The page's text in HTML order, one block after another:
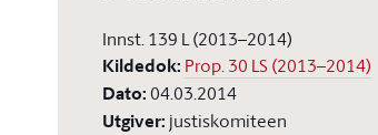
Innst. 139 L (2013–2014)
Kildedok: Prop. 30 LS (2013–2014)
Dato:04.03.2014
Utgiver: justiskomiteen